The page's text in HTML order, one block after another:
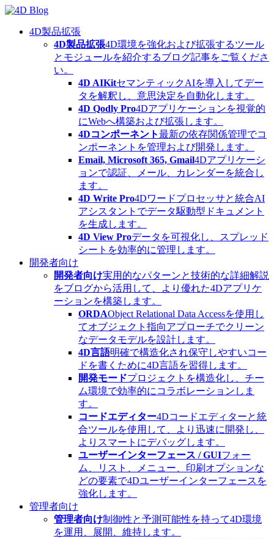
Skip
content4D製品拡張
4D製品拡張4D環境を強化および拡張するツール
とモジュールを紹介するブログ記事をご覧くださ
い。
4D AIKitセマンティックAIを導入してデー
タを解釈し、意思決定を自動化します。
4D Qodly Pro4Dアプリケーションを視覚的
にWebへ構築および拡張します。
4Dコンポーネント最新の依存関係管理でコ
ンポーネントを管理および開発します。
Email, Microsoft 365, Gmail4Dアプリケーシ
ョンで認証、メール、カレンダーを統合し
ます。
4D Write Pro4Dワードプロセッサと統合AI
アシスタントでデータ駆動型ドキュメント
を生成します。
4D View Proデータを可視化し、スプレッド
シートを効率的に管理します。
開発者向け
開発者向け実用的なパターンと技術的な詳細解説
をブログから活用して、より優れた4Dアプリケ
ーションを構築します。
ORDAObject Relational Data Accessを使用し
てオブジェクト指向アプローチでクリーン
なデータモデルを設計します。
4D言語明確で構造化され保守しやすいコー
ドを書くために4D言語を習得します。
開発モードプロジェクトを構造化し、チー
ム環境で効率的にコラボレーションしま
す。
コードエディター4Dコードエディターと統
合ツールを使用して、より迅速に開発し、
よりスマートにデバッグします。
ユーザーインターフェース / GUIフォー
ム、リスト、メニュー、印刷オプションな
どの要素で4Dユーザーインターフェースを
強化します。
管理者向け
管理者向け制御性と予測可能性を持って4D環境
を運用、展開、維持します。